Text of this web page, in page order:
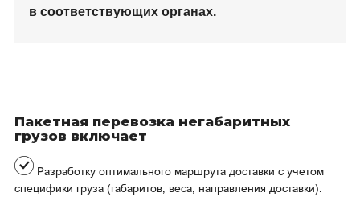
в соответствующих органах.
Пакетная перевозка негабаритных
грузов включает
Разработку оптимального маршрута доставки с учетом
специфики груза (габаритов, веса, направления доставки).